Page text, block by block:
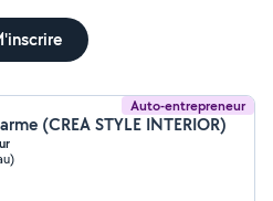
Auto-entrepreneur
(CREA STYLE INTERIOR)